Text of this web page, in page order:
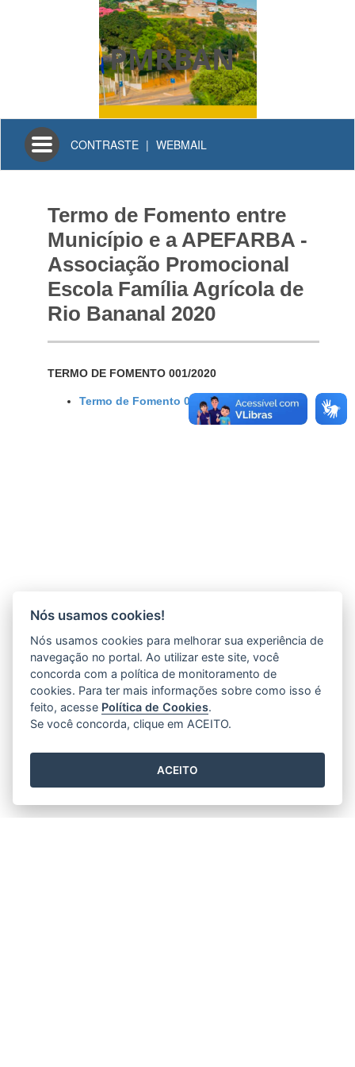
PMRBAN
Toggle
navigation
CONTRASTE | WEBMAIL
Termo de Fomento entre
Município e a APEFARBA -
Associação Promocional
Escola Família Agrícola de
Rio Bananal 2020
TERMO DE FOMENTO 001/2020
Termo de Fomento 001/2020
Nós usamos cookies!
Nós usamos cookies para melhorar sua experiência de
navegação no portal. Ao utilizar este site, você
concorda com a política de monitoramento de
cookies. Para ter mais informações sobre como isso é
feito, acesse Política de Cookies.
Se você concorda, clique em ACEITO.
ACEITO